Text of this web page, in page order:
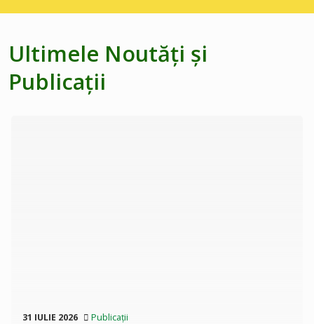
Ultimele Noutăți și
Publicații
31 IULIE 2026 Publicații